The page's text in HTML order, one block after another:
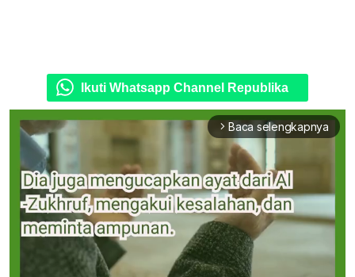
Ikuti Whatsapp Channel Republika
arrow_forward_ios Baca selengkapnya